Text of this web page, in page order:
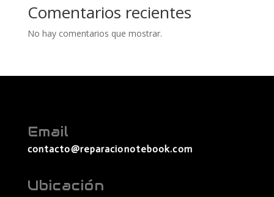
Comentarios recientes
No hay comentarios que mostrar.
Email
contacto@reparacionotebook.com
Ubicación